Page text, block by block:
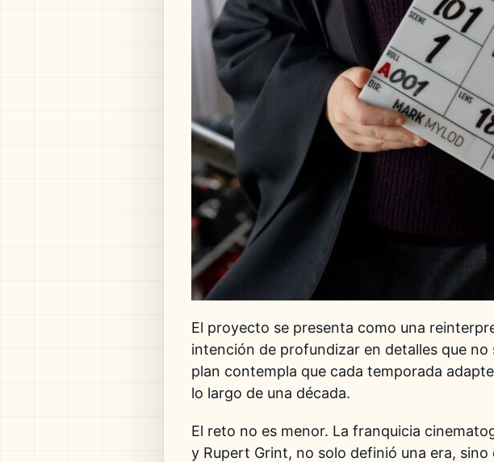
El proyecto se presenta como una
intención de profundizar en detalles que
plan contempla que cada temporada
lo largo de una década.
El reto no es menor. La franquicia
y Rupert Grint, no solo definió una era,